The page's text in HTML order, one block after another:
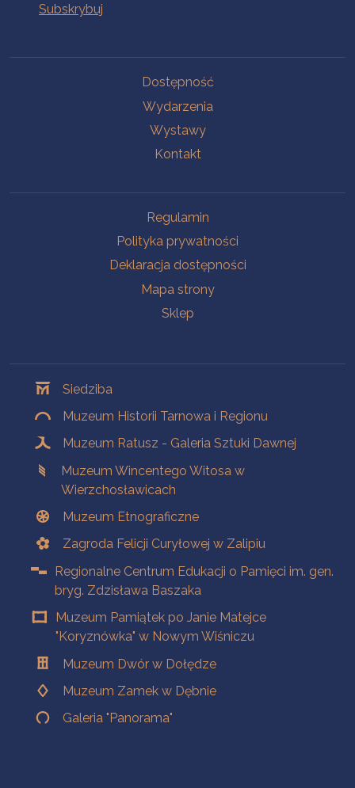
Dostępność
Wydarzenia
Wystawy
Kontakt
Regulamin
Polityka prywatności
Deklaracja dostępności
Mapa strony
Sklep
Siedziba
Muzeum Historii Tarnowa i Regionu
Muzeum Ratusz - Galeria Sztuki Dawnej
Muzeum Wincentego Witosa w
Wierzchosławicach
Muzeum Etnograficzne
Zagroda Felicji Curyłowej w Zalipiu
Regionalne Centrum Edukacji o Pamięci im. gen.
bryg. Zdzisława Baszaka
Muzeum Pamiątek po Janie Matejce
"Koryznówka" w Nowym Wiśniczu
Muzeum Dwór w Dołędze
Muzeum Zamek w Dębnie
Galeria "Panorama"